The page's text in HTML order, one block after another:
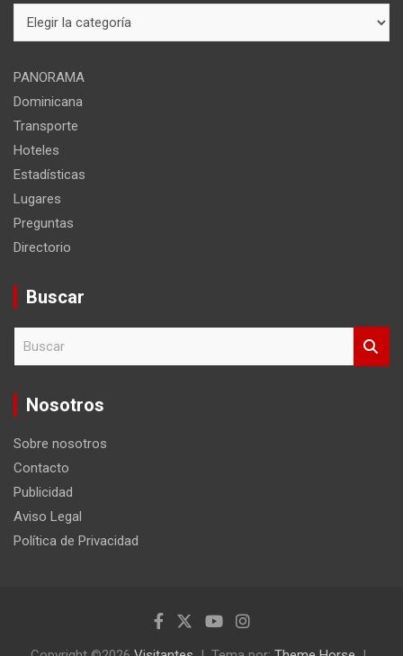
del
PANORAMA
Dominicana
Transporte
Hoteles
Estadísticas
Lugares
Preguntas
Directorio
Buscar
c
Nosotros
Sobre nosotros
Contacto
Publicidad
Aviso Legal
Política de Privacidad